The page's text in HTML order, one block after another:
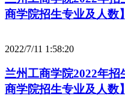
商学院招生专业及人数】
2022/7/11 1:58:20
兰州工商学院2022年
商学院招生专业及人数】